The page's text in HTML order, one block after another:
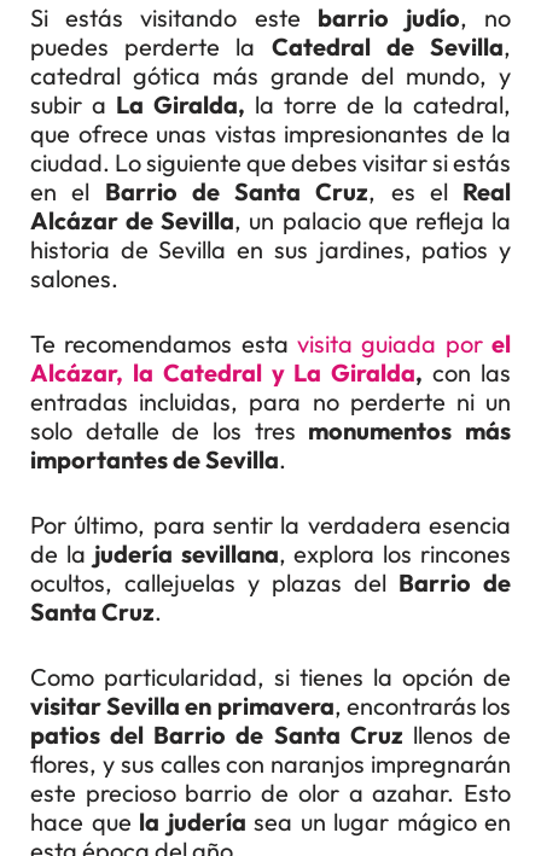
Si estás visitando este barrio judío, no
puedes perderte la Catedral de Sevilla,
catedral gótica más grande del mundo, y
subir a La Giralda, la torre de la catedral,
que ofrece unas vistas impresionantes de la
ciudad. Lo siguiente que debes visitar si estás
en el Barrio de Santa Cruz, es el Real
Alcázar de Sevilla, un palacio que refleja la
historia de Sevilla en sus jardines, patios y
salones.
Te recomendamos esta visita guiada por el
Alcázar, la Catedral y La Giralda, con las
entradas incluidas, para no perderte ni un
solo detalle de los tres monumentos más
importantes de Sevilla.
Por último, para sentir la verdadera esencia
de la judería sevillana, explora los rincones
ocultos, callejuelas y plazas del Barrio de
Santa Cruz.
Como particularidad, si tienes la opción de
visitar Sevilla en primavera, encontrarás los
patios del Barrio de Santa Cruz llenos de
flores, y sus calles con naranjos impregnarán
este precioso barrio de olor a azahar. Esto
hace que la judería sea un lugar mágico en